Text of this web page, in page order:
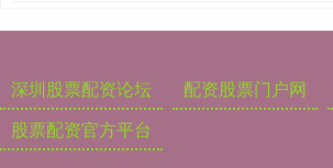
深圳股票配资论坛 配资股票门户网
股票配资官方平台